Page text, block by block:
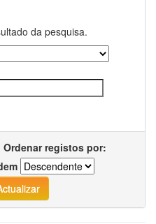
da pesquisa.
Ordenar registos por: